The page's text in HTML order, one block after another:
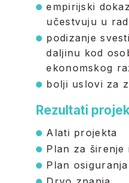
empirijski
učestvuju u
podizanje
daljinu kod
ekonomskog
bolji uslovi za
Rezultati
Alati projekta
Plan za širenje
Plan